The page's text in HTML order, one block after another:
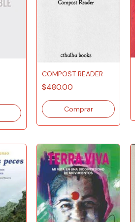
COMPOST READER
$480.00